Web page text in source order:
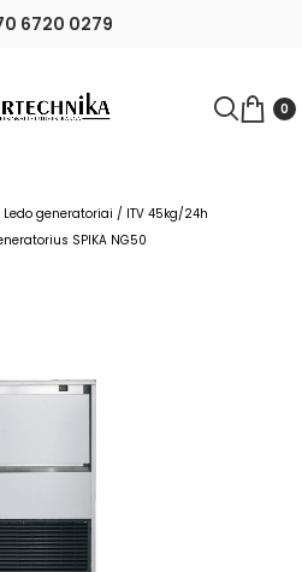
6720 0279
0
Ledo generatoriai / ITV 45kg/24h
SPIKA NG50